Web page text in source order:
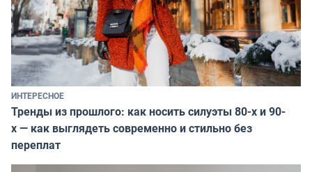
ИНТЕРЕСНОЕ
Тренды из прошлого: как носить силуэты 80-х и 90-
х — как выглядеть современно и стильно без
переплат